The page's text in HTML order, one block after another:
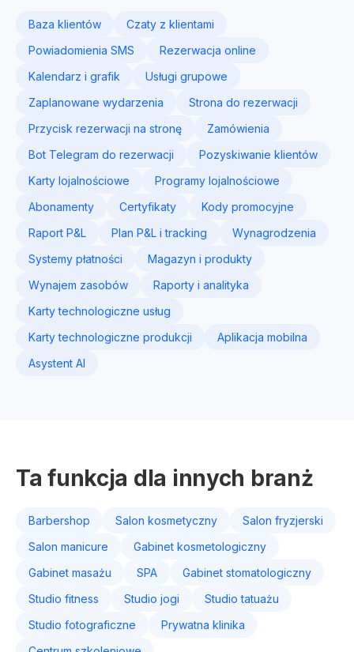
Baza klientów
Czaty z klientami
Powiadomienia SMS
Rezerwacja online
Kalendarz i grafik
Usługi grupowe
Zaplanowane wydarzenia
Strona do rezerwacji
Przycisk rezerwacji na stronę
Zamówienia
Bot Telegram do rezerwacji
Pozyskiwanie klientów
Karty lojalnościowe
Programy lojalnościowe
Abonamenty
Certyfikaty
Kody promocyjne
Raport P&L
Plan P&L i tracking
Wynagrodzenia
Systemy płatności
Magazyn i produkty
Wynajem zasobów
Raporty i analityka
Karty technologiczne usług
Karty technologiczne produkcji
Aplikacja mobilna
Asystent AI
Ta funkcja dla innych branż
Barbershop Salon kosmetyczny
Salon fryzjerski
Salon manicure
Gabinet kosmetologiczny
Gabinet masażu
SPA
Gabinet stomatologiczny
Studio fitness
Studio jogi
Studio tatuażu
Studio fotograficzne
Prywatna klinika